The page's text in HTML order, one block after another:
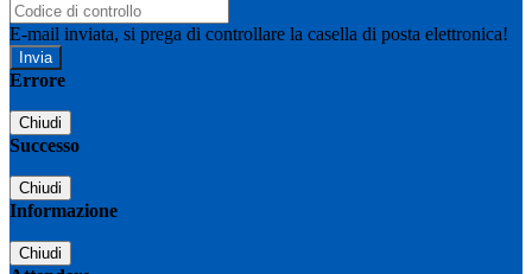
E-mail inviata, si prega di controllare la casella di posta elettronica!
Errore
Chiudi
Successo
Chiudi
Informazione
Chiudi